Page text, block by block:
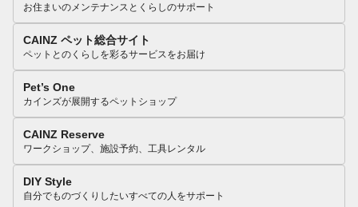
お住まいのメンテナンスとくらしのサポート
CAINZ ペット総合サイト
ペットとのくらしを彩るサービスをお届け
Pet’s One
カインズが展開するペットショップ
CAINZ Reserve
ワークショップ、施設予約、工具レンタル
DIY Style
自分でものづくりしたいすべての人をサポート